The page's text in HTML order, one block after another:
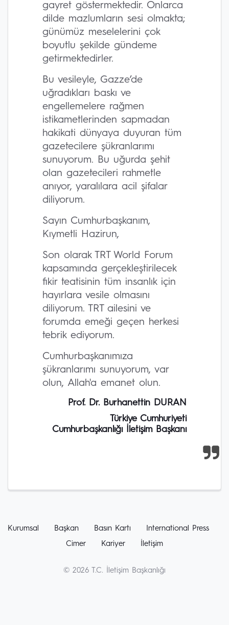
gayret göstermektedir. Onlarca
dilde mazlumların sesi olmakta;
günümüz meselelerini çok
boyutlu şekilde gündeme
getirmektedirler.
Bu vesileyle, Gazze’de
uğradıkları baskı ve
engellemelere rağmen
istikametlerinden sapmadan
hakikati dünyaya duyuran tüm
gazetecilere şükranlarımı
sunuyorum. Bu uğurda şehit
olan gazetecileri rahmetle
anıyor, yaralılara acil şifalar
diliyorum.
Sayın Cumhurbaşkanım,
Kıymetli Hazirun,
Son olarak TRT World Forum
kapsamında gerçekleştirilecek
fikir teatisinin tüm insanlık için
hayırlara vesile olmasını
diliyorum. TRT ailesini ve
forumda emeği geçen herkesi
tebrik ediyorum.
Cumhurbaşkanımıza
şükranlarımı sunuyorum, var
olun, Allah'a emanet olun.
Prof. Dr. Burhanettin DURAN
Türkiye Cumhuriyeti
Cumhurbaşkanlığı İletişim Başkanı
Kurumsal Başkan Basın Kartı
International Press
Cimer
Kariyer İletişim
© 2026 T.C. İletişim Başkanlığı